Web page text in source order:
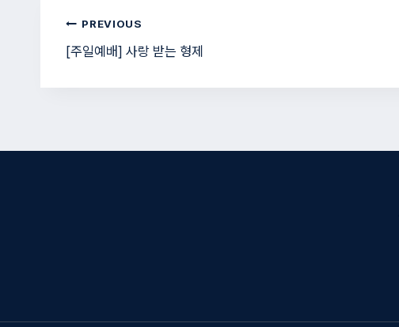
글
탐
색
PREVIOUS
[주일예배] 사랑 받는 형제